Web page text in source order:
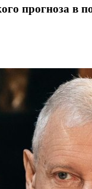
прогноза в